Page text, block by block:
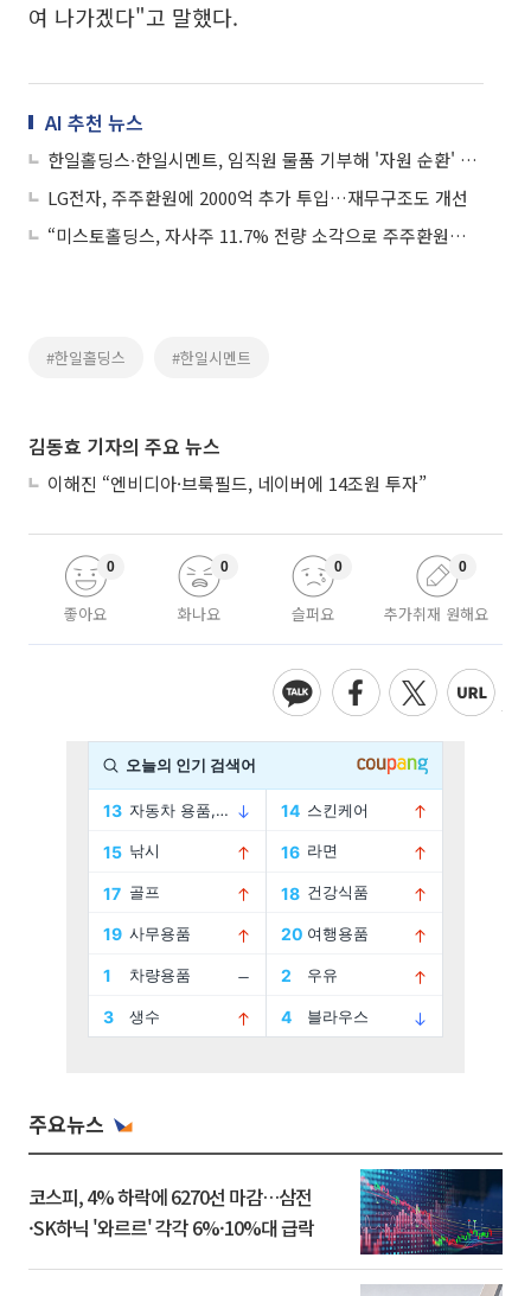
여 나가겠다"고 말했다.
AI 추천 뉴스
한일홀딩스∙한일시멘트, 임직원 물품 기부해 '자원 순환' 사회공헌
LG전자, 주주환원에 2000억 추가 투입…재무구조도 개선
“미스토홀딩스, 자사주 11.7% 전량 소각으로 주주환원…목표가↑”
#한일홀딩스 #한일시멘트
김동효 기자의 주요 뉴스
이해진 “엔비디아·브룩필드, 네이버에 14조원 투자”
좋아요
0
화나요
0
슬퍼요
0
추가취재 원해요
0
주요뉴스
코스피, 4% 하락에 6270선 마감…삼전
·SK하닉 '와르르' 각각 6%·10%대 급락